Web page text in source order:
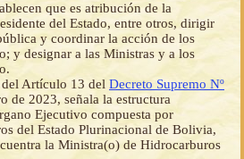
que es atribución de la
del Estado, entre otros, dirigir
y coordinar la acción de los
y designar a las Ministras y a los
Artículo 13 del Decreto Supremo Nº
de 2023, señala la estructura
Ejecutivo compuesta por
del Estado Plurinacional de Bolivia,
la Ministra(o) de Hidrocarburos